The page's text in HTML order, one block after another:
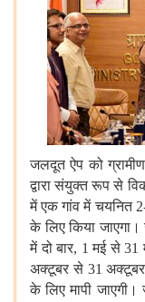
जलदूत ऐप को ग्रामीण
द्वारा संयुक्त रूप से
में एक गांव में चयनित
के लिए किया जाएगा।
में दो बार, 1मई से31
अक्टूबर से31अक्टूबर
के लिए मापी जाएगी।